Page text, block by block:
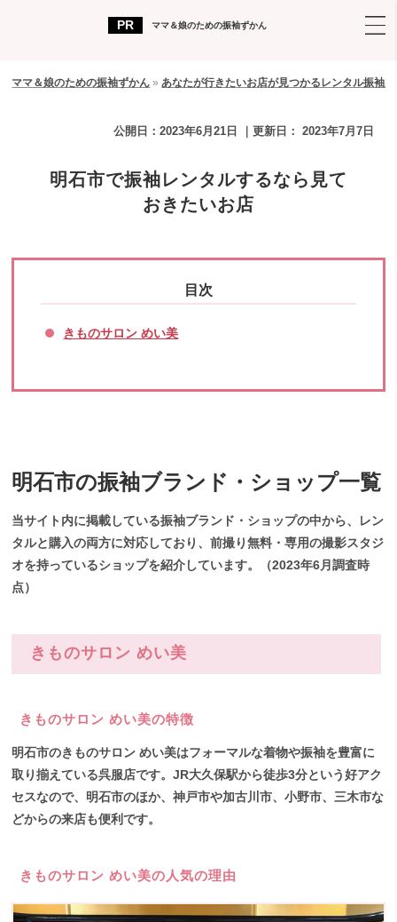
ママ＆娘のための振袖ずかん
ママ＆娘のための振袖ずかん »あなたが行きたいお店が見つかるレンタル振袖
公開日： 2023年6月21日 ｜更新日： 2023年7月7日
明石市で振袖レンタルするなら見て
おきたいお店
きものサロン めい美
明石市の振袖ブランド・ショップ一覧
当サイト内に掲載している振袖ブランド・ショップの中から、レン
タルと購入の両方に対応しており、前撮り無料・専用の撮影スタジ
オを持っているショップを紹介しています。（2023年6月調査時
点）
きものサロン めい美
きものサロン めい美の特徴
明石市のきものサロン めい美はフォーマルな着物や振袖を豊富に
取り揃えている呉服店です。JR大久保駅から徒歩3分という好アク
セスなので、明石市のほか、神戸市や加古川市、小野市、三木市な
どからの来店も便利です。
きものサロン めい美の人気の理由